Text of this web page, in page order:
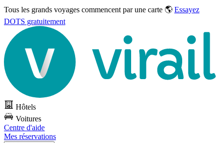
Tous les grands voyages commencent par une carte 🌎 Essayez
DOTS gratuitement
Hôtels
Voitures
Centre d'aide
Mes réservations